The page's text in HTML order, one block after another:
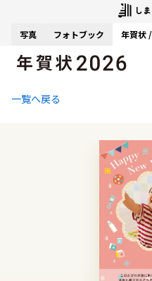
写真 フォトブック 年賀状
一覧へ戻る